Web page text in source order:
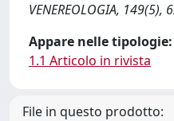
VENEREOLOGIA, 149(5),
Appare nelle tipologie:
1.1 Articolo in rivista
File in questo prodotto: